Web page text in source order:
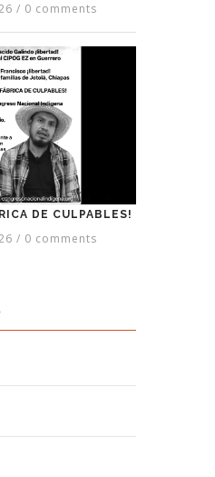
/ 0 comments
DE CULPABLES!
/ 0 comments